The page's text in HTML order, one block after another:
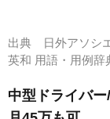
出典
日外アソシ
英和 用語・用例
中型ドライバ